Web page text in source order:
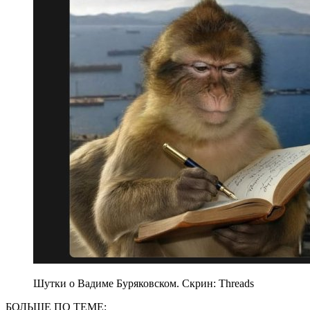
Шутки о Вадиме Буряковском. Скрин: Threads
БОЛЬШЕ ПО ТЕМЕ: